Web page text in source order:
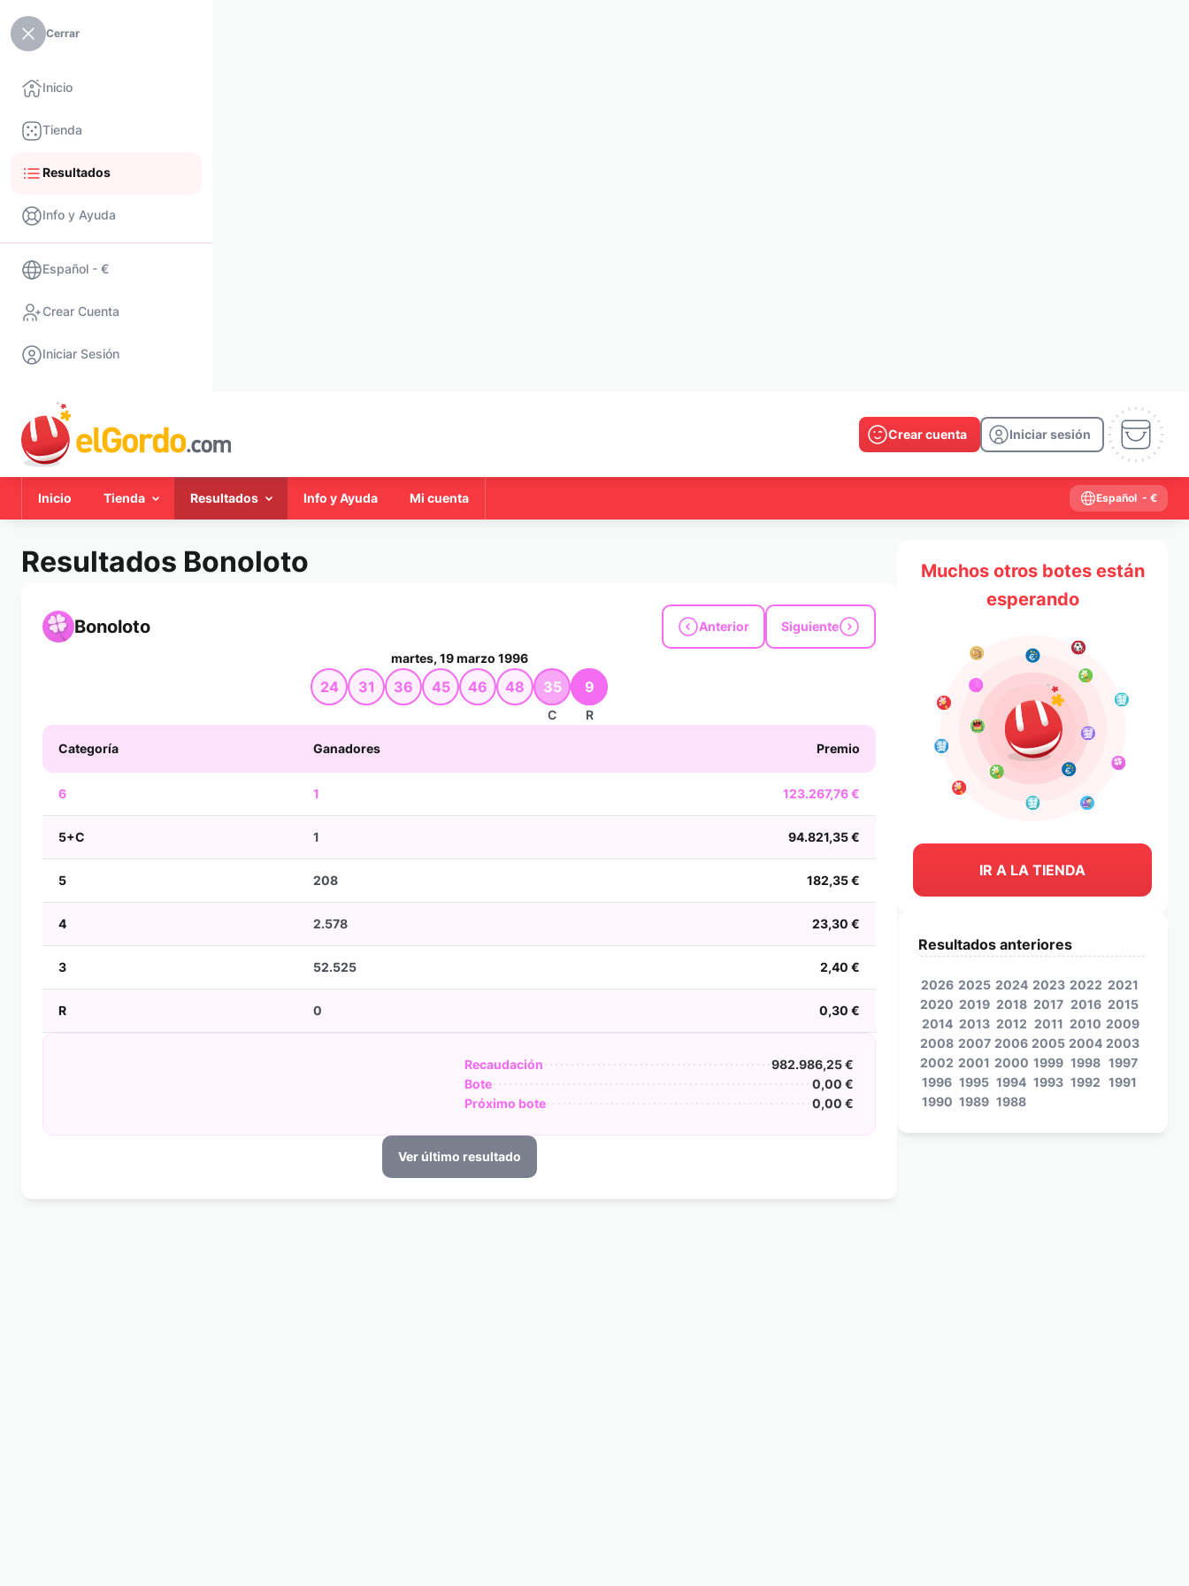
Cerrar
Inicio
Tienda
Resultados
Info y Ayuda
Español - €
Crear Cuenta
Iniciar Sesión
Crear cuenta Iniciar sesión
Inicio Tienda Resultados Info y Ayuda Mi cuenta Español - €
Resultados Bonoloto
Bonoloto Anterior Siguiente
martes, 19 marzo 1996
24 31 36 45 46 48 35
C
9
R
Categoría Ganadores Premio
6 1 123.267,76 €
5+C 1 94.821,35 €
5 208 182,35 €
4 2.578 23,30 €
3 52.525 2,40 €
R 0 0,30 €
Recaudación
982.986,25 €
Bote
0,00 €
Próximo bote
0,00 €
Ver último resultado
Muchos otros botes están
esperando
IR A LA TIENDA
Resultados anteriores
2026 2025 2024 2023 2022 2021
2020 2019 2018 2017 2016 2015
2014 2013 2012 2011 2010 2009
2008 2007 2006 2005 2004 2003
2002 2001 2000 1999 1998 1997
1996 1995 1994 1993 1992 1991
1990 1989 1988